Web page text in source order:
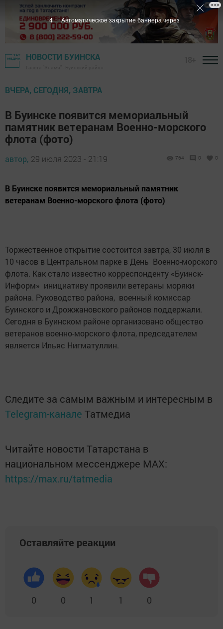
НОВОСТИ БУИНСКА
ВЧЕРА, СЕГОДНЯ, ЗАВТРА
В Буинске появится мемориальный
памятник ветеранам Военно-морского
флота (фото)
автор, 29 июля 2023 - 21:19 764 0 0
В Буинске появится мемориальный памятник
ветеранам Военно-морского флота (фото)
Торжественное открытие состоится завтра, 30 июля в
10 часов в Центральном парке в День Военно-морского
флота. Как стало известно корреспонденту «Буинск-
Информ» инициативу проявили ветераны моряки
района. Руководство района, военный комиссар
Буинского и Дрожжановского районов поддержали.
Сегодня в Буинском районе организовано общество
ветеранов военно-морского флота, председателем
является Ильяс Нигматуллин.
Следите за самым важным и интересным в
Telegram-канале Татмедиа
Читайте новости Татарстана в
национальном мессенджере MАХ:
https://max.ru/tatmedia
Оставляйте реакции
0 0 1 1 0
3 Автоматическое закрытие баннера через